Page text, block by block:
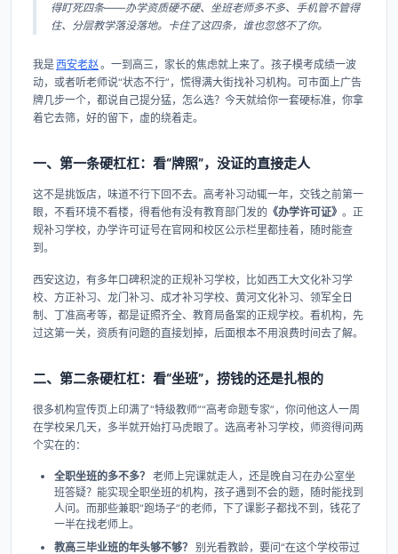
得盯死四条——办学资质硬不硬、坐班老师多不多、手机管不管得
住、分层教学落没落地。卡住了这四条，谁也忽悠不了你。
我是西安老赵 。一到高三，家长的焦虑就上来了。孩子模考成绩一波
动，或者听老师说“状态不行”，慌得满大街找补习机构。可市面上广告
牌几步一个，都说自己提分猛，怎么选？今天就给你一套硬标准，你拿
着它去筛，好的留下，虚的绕着走。
一、第一条硬杠杠：看“牌照”，没证的直接走人
这不是挑饭店，味道不行下回不去。高考补习动辄一年，交钱之前第一
眼，不看环境不看楼，得看他有没有教育部门发的 《办学许可证》 。正
规补习学校，办学许可证号在官网和校区公示栏里都挂着，随时能查
到。
西安这边，有多年口碑积淀的正规补习学校，比如西工大文化补习学
校、方正补习、龙门补习、成才补习学校、黄河文化补习、领军全日
制、丁准高考等，都是证照齐全、教育局备案的正规学校。看机构，先
过这第一关，资质有问题的直接划掉，后面根本不用浪费时间去了解。
二、第二条硬杠杠：看“坐班”，捞钱的还是扎根的
很多机构宣传页上印满了“特级教师”“高考命题专家”，你问他这人一周
在学校呆几天，多半就开始打马虎眼了。选高考补习学校，师资得问两
个实在的：
全职坐班的多不多？ 老师上完课就走人，还是晚自习在办公室坐
班答疑？能实现全职坐班的机构，孩子遇到不会的题，随时能找到
人问。而那些兼职“跑场子”的老师，下了课影子都找不到，钱花了
一半在找老师上。
教高三毕业班的年头够不够？ 别光看教龄，要问“在这个学校带过